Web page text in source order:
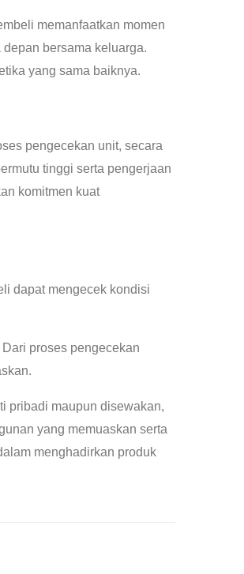
memanfaatkan momen
bersama keluarga.
yang sama baiknya.
pengecekan unit, secara
tinggi serta pengerjaan
komitmen kuat
dapat mengecek kondisi
proses pengecekan
pribadi maupun disewakan,
yang memuaskan serta
menghadirkan produk